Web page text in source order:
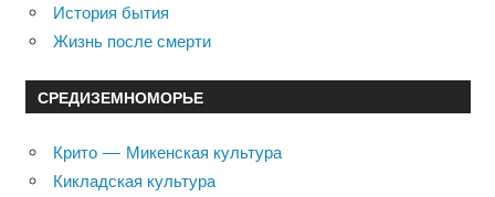
История бытия
Жизнь после смерти
СРЕДИЗЕМНОМОРЬЕ
Крито — Микенская культура
Кикладская культура